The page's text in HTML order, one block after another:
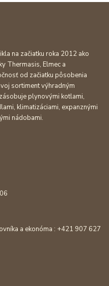
na začiatku roka 2012 ako
Thermasis, Elmec a
od začiatku pôsobenia
sortiment výhradným
plynovými kotlami,
klimatizáciami, expanznými
nádobami.
a ekonóma : +421 907 627